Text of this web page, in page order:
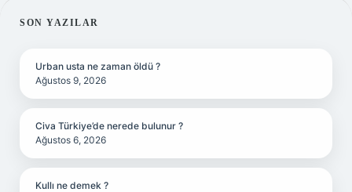
SIDEBAR
SON YAZILAR
Urban usta ne zaman öldü ?
Ağustos 9, 2026
Civa Türkiye’de nerede bulunur ?
Ağustos 6, 2026
Kullı ne demek ?